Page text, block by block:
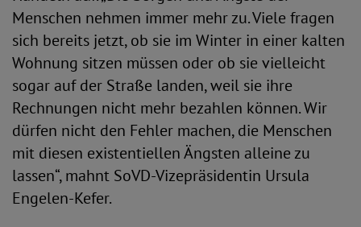
Menschen nehmen immer mehr zu. Viele fragen
sich bereits jetzt, ob sie im Winter in einer kalten
Wohnung sitzen müssen oder ob sie vielleicht
sogar auf der Straße landen, weil sie ihre
Rechnungen nicht mehr bezahlen können. Wir
dürfen nicht den Fehler machen, die Menschen
mit diesen existentiellen Ängsten alleine zu
lassen“, mahnt SoVD-Vizepräsidentin Ursula
Engelen-Kefer.